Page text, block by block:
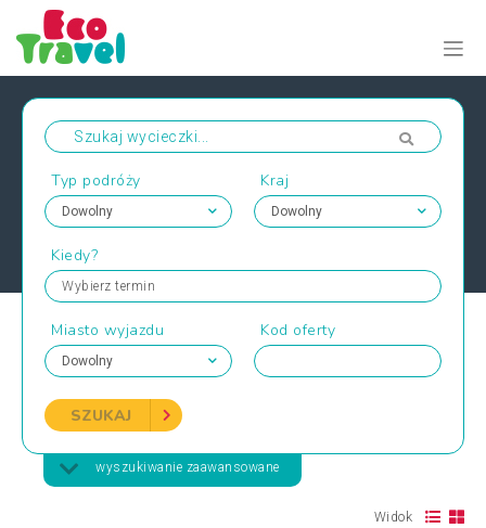
Typ podróży Kraj
Kiedy?
Wybierz termin
Miasto wyjazdu Kod oferty
SZUKAJ
wyszukiwanie zaawansowane
Widok